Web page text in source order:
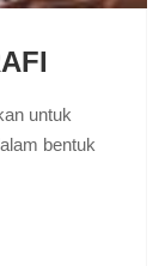
untuk
bentuk